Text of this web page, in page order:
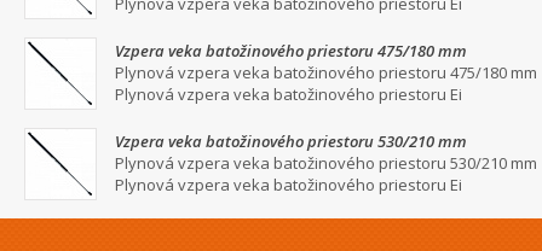
Vzpera veka batožinového priestoru 475/180 mm
Plynová vzpera veka batožinového priestoru 475/180 mm
Plynová vzpera veka batožinového priestoru Ei
Vzpera veka batožinového priestoru 530/210 mm
Plynová vzpera veka batožinového priestoru 530/210 mm
Plynová vzpera veka batožinového priestoru Ei